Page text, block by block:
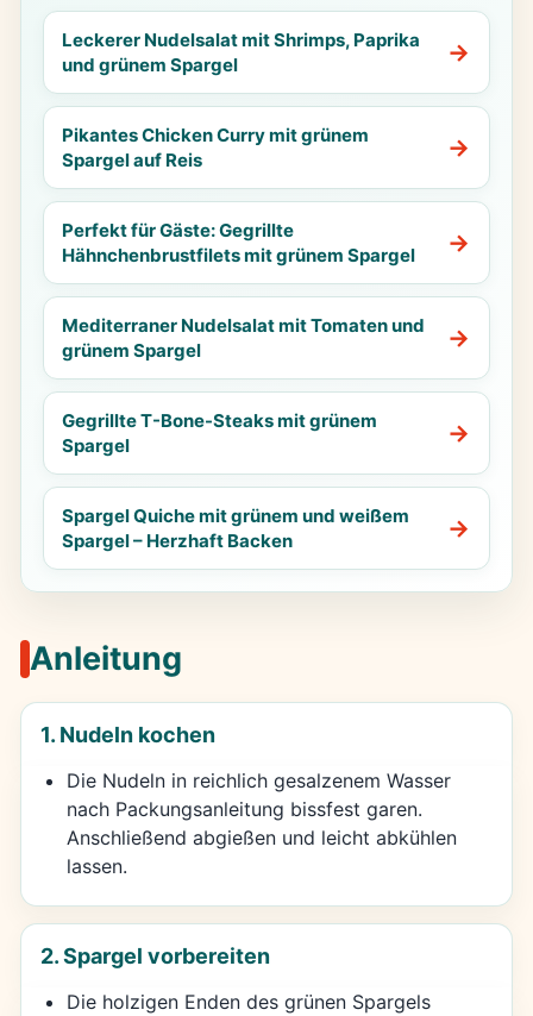
Leckerer Nudelsalat mit Shrimps, Paprika
und grünem Spargel
Pikantes Chicken Curry mit grünem
Spargel auf Reis
Perfekt für Gäste: Gegrillte
Hähnchenbrustfilets mit grünem Spargel
Mediterraner Nudelsalat mit Tomaten und
grünem Spargel
Gegrillte T-Bone-Steaks mit grünem
Spargel
Spargel Quiche mit grünem und weißem
Spargel – Herzhaft Backen
Anleitung
1. Nudeln kochen
Die Nudeln in reichlich gesalzenem Wasser
nach Packungsanleitung bissfest garen.
Anschließend abgießen und leicht abkühlen
lassen.
2. Spargel vorbereiten
Die holzigen Enden des grünen Spargels